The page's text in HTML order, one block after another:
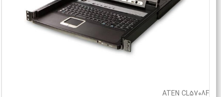
ATEN CL5708F